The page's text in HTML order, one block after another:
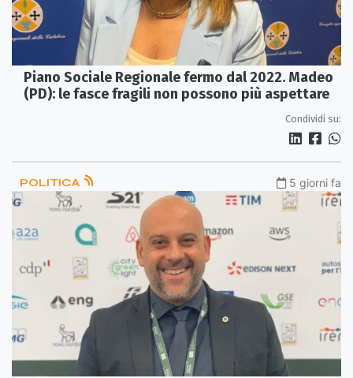
Piano Sociale Regionale fermo dal 2022. Madeo
(PD): le fasce fragili non possono più aspettare
Condividi su:
POLITICA 5 giorni fa